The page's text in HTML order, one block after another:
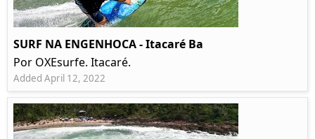
SURF NA ENGENHOCA - Itacaré Ba
Por OXEsurfe. Itacaré.
Added April 12, 2022